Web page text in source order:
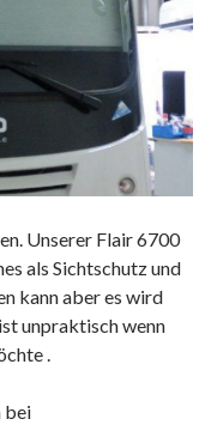
Unserer Flair 6700
als Sichtschutz und
kann aber es wird
unpraktisch wenn
.
bei